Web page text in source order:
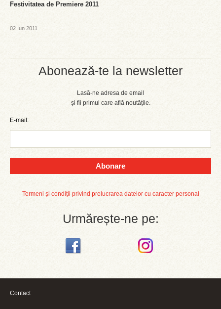
Abonează-te la newsletter
Lasă-ne adresa de email
și fii primul care află noutățile.
E-mail:
Abonare
Termeni și condiții privind prelucrarea datelor cu caracter personal
Urmărește-ne pe:
Festivitatea de Premiere 2011
02 Iun 2011
Contact